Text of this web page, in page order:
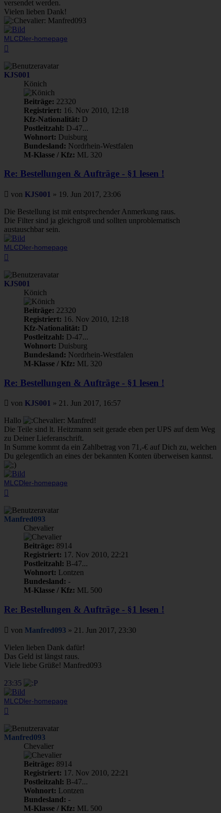
versendet werden.
Vielen lieben Dank!
Manfred093
MLCDler-homepage
KJS001
Könich
Beiträge: 22320
Registriert: 16. Nov 2010, 12:18
Kfz-Nationalität: D
Postleitzahl: D-47...
Wohnort: Duisburg
Bundesland: Nordrhein-Westfalen
M-Klasse / Kfz: ML 320
Re: Bestellungen & Aufträge - §1 lesen !
Beitrag
von KJS001 » 19. Jun 2017, 23:06
Die Bestellung ist mit entsprechender Anmerkung raus.
Die Filter sind ja gleichgroß und sollten unproblematisch
austauschbar sein.
MLCDler-homepage
KJS001
Könich
Beiträge: 22320
Registriert: 16. Nov 2010, 12:18
Kfz-Nationalität: D
Postleitzahl: D-47...
Wohnort: Duisburg
Bundesland: Nordrhein-Westfalen
M-Klasse / Kfz: ML 320
Re: Bestellungen & Aufträge - §1 lesen !
Beitrag
von KJS001 » 21. Jun 2017, 16:57
Hallo
Manfred!
Die Teile sind lt. Heitzmann seit gerade eben per UPS auf dem Weg
zu Deiner Lieferanschrift.
In Summe kommt da ein Zahlbetrag von 71,-€ auf Dich zu, welchen
Du gelegentlich an eines der bekannten Konten überweisen kannst.
MLCDler-homepage
Manfred093
Chevalier
Beiträge: 8914
Registriert: 17. Nov 2010, 22:21
Postleitzahl: B-47...
Wohnort: Lontzen
Bundesland: -
M-Klasse / Kfz: ML 500
Re: Bestellungen & Aufträge - §1 lesen !
Beitrag
von Manfred093 » 21. Jun 2017, 23:30
Vielen lieben Dank dafür!
Das Geld ist längst raus.
Viele liebe Grüße! Manfred093
23:35
MLCDler-homepage
Manfred093
Chevalier
Beiträge: 8914
Registriert: 17. Nov 2010, 22:21
Postleitzahl: B-47...
Wohnort: Lontzen
Bundesland: -
M-Klasse / Kfz: ML 500